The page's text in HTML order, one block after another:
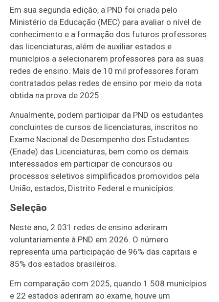
Em sua segunda edição, a PND foi criada pelo
Ministério da Educação (MEC) para avaliar o nível de
conhecimento e a formação dos futuros professores
das licenciaturas, além de auxiliar estados e
municípios a selecionarem professores para as suas
redes de ensino. Mais de 10 mil professores foram
contratados pelas redes de ensino por meio da nota
obtida na prova de 2025.
Anualmente, podem participar da PND os estudantes
concluintes de cursos de licenciaturas, inscritos no
Exame Nacional de Desempenho dos Estudantes
(Enade) das Licenciaturas, bem como os demais
interessados em participar de concursos ou
processos seletivos simplificados promovidos pela
União, estados, Distrito Federal e municípios.
Seleção
Neste ano, 2.031 redes de ensino aderiram
voluntariamente à PND em 2026. O número
representa uma participação de 96% das capitais e
85% dos estados brasileiros.
Em comparação com 2025, quando 1.508 municípios
e 22 estados aderiram ao exame, houve um